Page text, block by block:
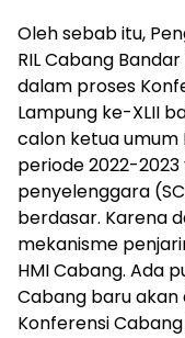
Oleh sebab itu,
RIL Cabang
dalam proses
Lampung ke-XLII
calon ketua umum
periode 2022-
penyelenggara
berdasar. Karena
mekanisme
HMI Cabang. Ada
Cabang baru akan
Konferensi Cabang